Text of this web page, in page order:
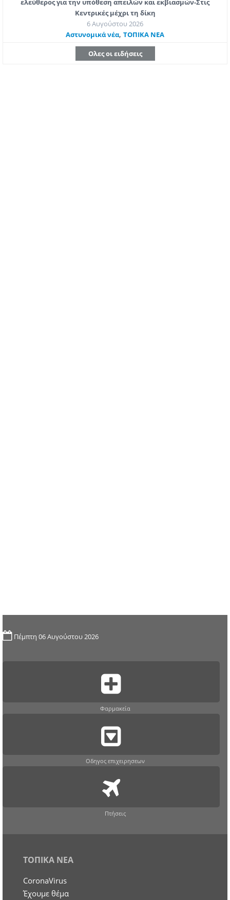
Κεντρικές μέχρι τη δίκη
6 Αυγούστου 2026
Aστυνομικά νέα, ΤΟΠΙΚΑ ΝΕΑ
Ολες οι ειδήσεις
Πέμπτη 06 Αυγούστου 2026
Φαρμακεία
Οδηγος επιχειρησεων
Πτήσεις
ΤΟΠΙΚΑ ΝΕΑ
CoronaVirus
Έχουμε θέμα